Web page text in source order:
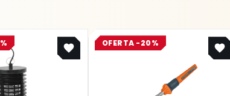
Original
price
was:
$ 48.100.
Current
price
is:
$ 36.075.
OFERTA -20%
Original
price
$ 43.800.
Current
price
$ 35.040.